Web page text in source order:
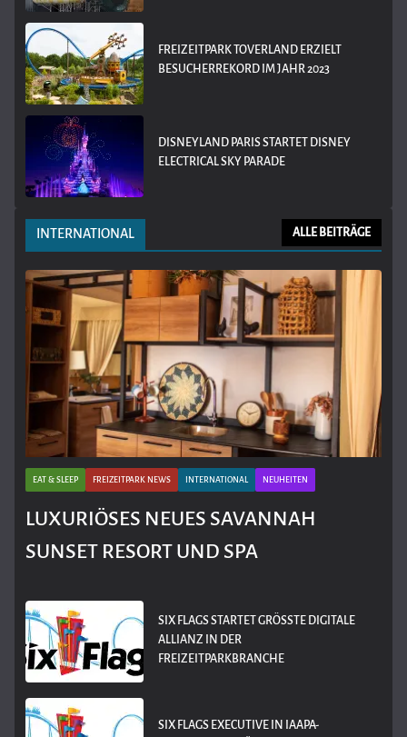
FREIZEITPARK TOVERLAND ERZIELT
BESUCHERREKORD IM JAHR 2023
DISNEYLAND PARIS STARTET DISNEY
ELECTRICAL SKY PARADE
INTERNATIONAL ALLE BEITRÄGE
EAT & SLEEP FREIZEITPARK NEWS INTERNATIONAL NEUHEITEN
LUXURIÖSES NEUES SAVANNAH
SUNSET RESORT UND SPA
SIX FLAGS STARTET GRÖSSTE DIGITALE A
LLIANZ IN DER F
REIZEITPARKBRANCHE
SIX FLAGS EXECUTIVE IN IAAPA-